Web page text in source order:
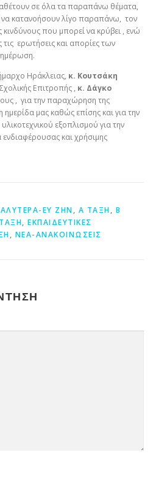
σε όλα τα παραπάνω θέματα,
να κατανοήσουν λίγο παραπάνω, τον
που μπορεί να κρύβει , ενώ
ερωτήσεις και απορίες των
Ηράκλειας, κ. Κουτσάκη
Επιτροπής , κ. Δάγκο
, για την παραχώρηση της
μας καθώς επίσης και για την
εξοπλισμού για την
και χρήσιμης
ΕΥ ΖΗΝ, Α ΤΆΞΗ, Β
, ΕΚΠΑΙΔΕΥΤΙΚΈΣ
, ΝΈΑ-ΑΝΑΚΟΙΝΏΣΕΙΣ